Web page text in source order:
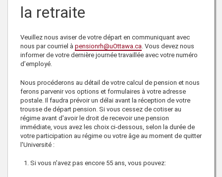
la retraite
Veuillez nous aviser de votre départ en communiquant avec
nous par courriel à pensionrh@uOttawa.ca. Vous devez nous
informer de votre dernière journée travaillée avec votre numéro
d’employé.
Nous procéderons au détail de votre calcul de pension et nous
ferons parvenir vos options et formulaires à votre adresse
postale. Il faudra prévoir un délai avant la réception de votre
trousse de départ pension. Si vous cessez de cotiser au
régime avant d'avoir le droit de recevoir une pension
immédiate, vous avez les choix ci-dessous, selon la durée de
votre participation au régime ou votre âge au moment de quitter
l'Université :
Si vous n'avez pas encore 55 ans, vous pouvez: